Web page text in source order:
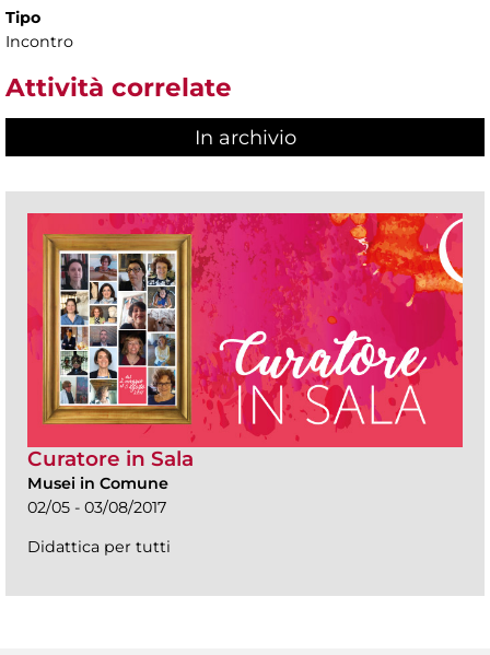
Tipo
Incontro
Attività correlate
In archivio
Curatore in Sala
Musei in Comune
02/05 - 03/08/2017
Didattica per tutti